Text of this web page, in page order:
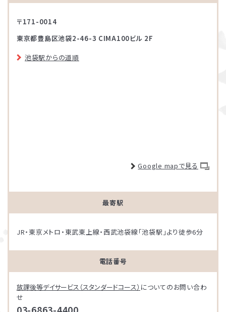
〒171-0014
東京都豊島区池袋2-46-3 CIMA100ビル 2F
池袋駅からの道順
Google mapで見る
最寄駅
JR・東京メトロ・東武東上線・西武池袋線「池袋駅」より徒歩6分
電話番号
放課後等デイサービス（スタンダードコース） についてのお問い合わ
せ
03-6863-4400